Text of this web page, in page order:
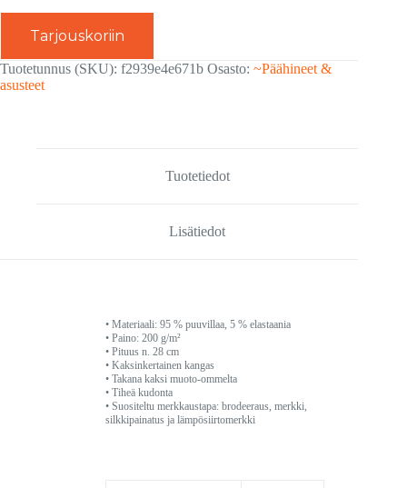
Tarjouskoriin
Tuotetunnus (SKU): f2939e4e671b Osasto: ~Päähineet &
asusteet
Tuotetiedot
Lisätiedot
• Materiaali: 95 % puuvillaa, 5 % elastaania
• Paino: 200 g/m²
• Pituus n. 28 cm
• Kaksinkertainen kangas
• Takana kaksi muoto-ommelta
• Tiheä kudonta
• Suositeltu merkkaustapa: brodeeraus, merkki,
silkkipainatus ja lämpösiirtomerkki